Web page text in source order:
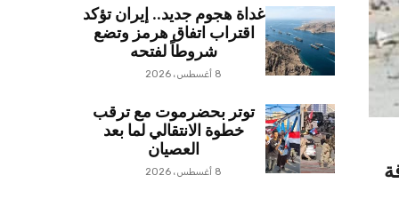
غداة هجوم جديد.. إيران تؤكد
اقتراب اتفاق هرمز وتضع
شروطاً لفتحه
8 أغسطس، 2026
توتر بحضرموت مع ترقب
خطوة الانتقالي لما بعد
العصيان
8 أغسطس، 2026